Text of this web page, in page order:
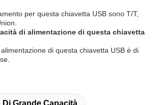
per questa chiavetta USB sono T/T,
di alimentazione di questa chiavetta
di questa chiavetta USB è di
Grande Capacità